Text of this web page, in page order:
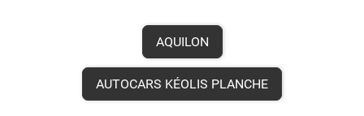
AQUILON
AUTOCARS KÉOLIS PLANCHE